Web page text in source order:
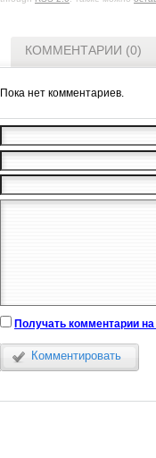
КОММЕНТАРИИ (0)
Пока нет комментариев.
Получать комментарии на
Комментировать